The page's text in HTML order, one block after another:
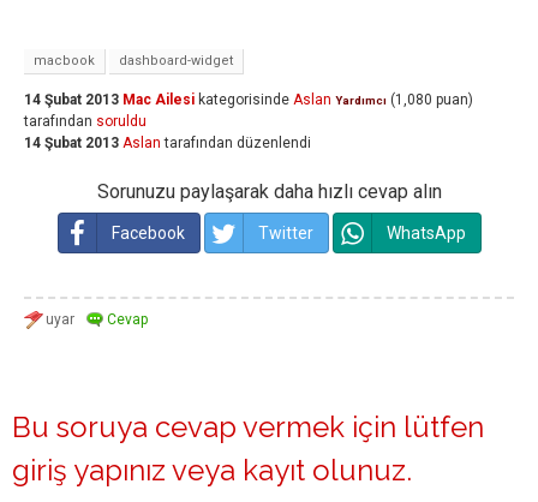
macbook dashboard-widget
14 Şubat 2013 Mac Ailesi kategorisinde Aslan Yardımcı (1,080 puan)
tarafından soruldu
14 Şubat 2013 Aslan tarafından düzenlendi
Sorunuzu paylaşarak daha hızlı cevap alın
Facebook Twitter WhatsApp
Bu soruya cevap vermek için lütfen
giriş yapınız veya kayıt olunuz.